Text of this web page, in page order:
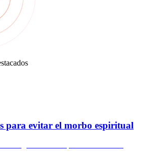
para evitar el morbo espiritual